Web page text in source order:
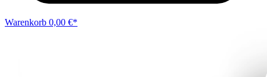
Warenkorb 0,00 €*